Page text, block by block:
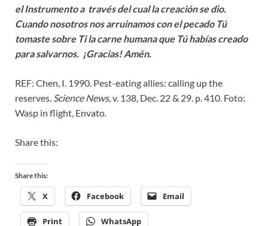
el Instrumento a través del cual la creación se dio.
Cuando nosotros nos arruinamos con el pecado Tú
tomaste sobre Ti la carne humana que Tú habías creado
para salvarnos. ¡Gracias! Amén.
REF: Chen, I. 1990. Pest-eating allies: calling up the
reserves. Science News, v. 138, Dec. 22 & 29. p. 410. Foto:
Wasp in flight, Envato.
Share this:
Share this:
X Facebook Email
Print WhatsApp